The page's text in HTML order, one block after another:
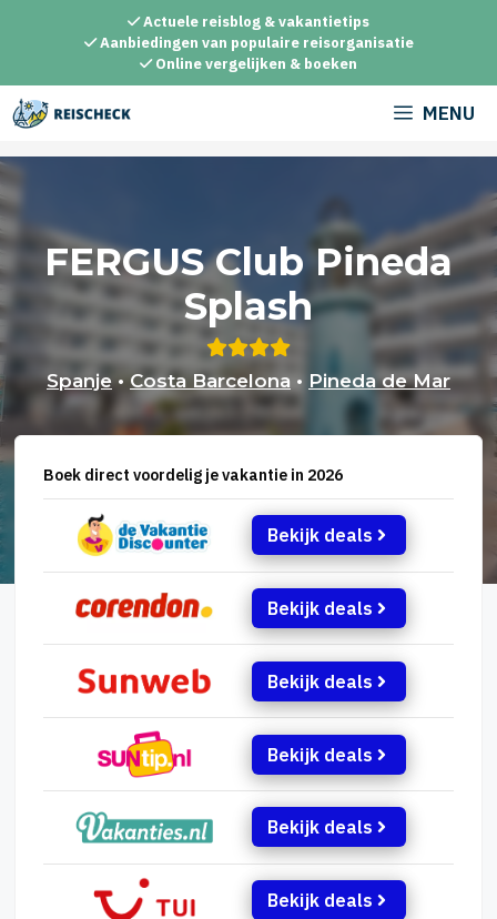
inhoud
Actuele reisblog & vakantietips
Aanbiedingen van populaire reisorganisatie
Online vergelijken & boeken
MENU
FERGUS Club Pineda
Splash
Spanje •Costa Barcelona • Pineda de Mar
Boek direct voordelig je vakantie in 2026
Bekijk deals
Bekijk deals
Bekijk deals
Bekijk deals
Bekijk deals
Bekijk deals